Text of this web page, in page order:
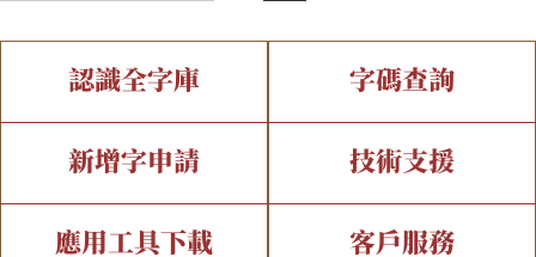
認識全字庫
全字庫介紹 全字庫現況
中文碼介紹 專有名詞介紹
字碼查詢
IDS查詢 部件查詢
複合查詢 注音查詢
新增字申請
新字申請處理流程
技術支援
字形即時顯示 造字解決方案
應用工具下載 客戶服務